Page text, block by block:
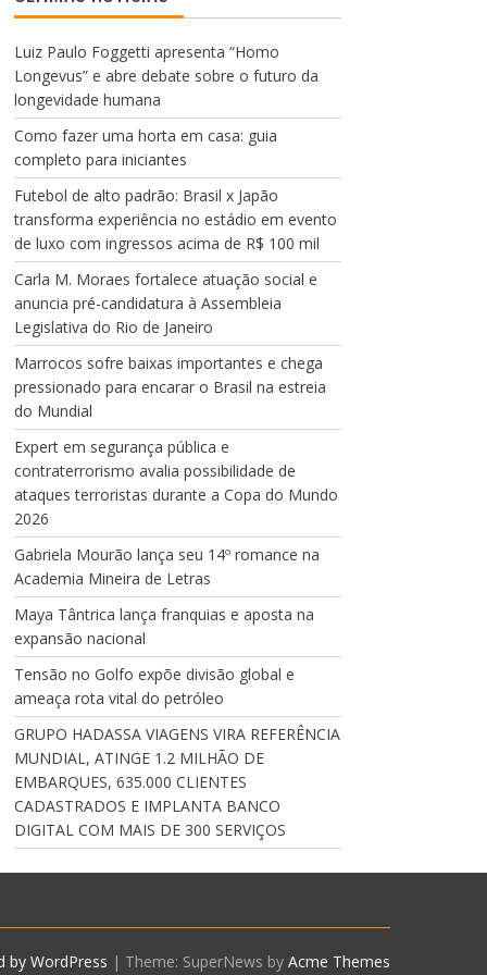
í
d
e
o
Luiz Paulo Foggetti apresenta “Homo
Longevus” e abre debate sobre o futuro da
longevidade humana
Como fazer uma horta em casa: guia
completo para iniciantes
Futebol de alto padrão: Brasil x Japão
transforma experiência no estádio em evento
de luxo com ingressos acima de R$ 100 mil
Carla M. Moraes fortalece atuação social e
anuncia pré-candidatura à Assembleia
Legislativa do Rio de Janeiro
Marrocos sofre baixas importantes e chega
pressionado para encarar o Brasil na estreia
do Mundial
Expert em segurança pública e
contraterrorismo avalia possibilidade de
ataques terroristas durante a Copa do Mundo
2026
Gabriela Mourão lança seu 14º romance na
Academia Mineira de Letras
Maya Tântrica lança franquias e aposta na
expansão nacional
Tensão no Golfo expõe divisão global e
ameaça rota vital do petróleo
GRUPO HADASSA VIAGENS VIRA REFERÊNCIA
MUNDIAL, ATINGE 1.2 MILHÃO DE
EMBARQUES, 635.000 CLIENTES
CADASTRADOS E IMPLANTA BANCO
DIGITAL COM MAIS DE 300 SERVIÇOS
by WordPress | Theme: SuperNews by Acme Themes